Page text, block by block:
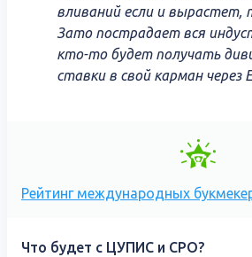
вливаний если и вырастет,
Зато пострадает вся
кто-то будет получать
ставки в свой карман через
Рейтинг международных
Что будет с ЦУПИС и СРО?